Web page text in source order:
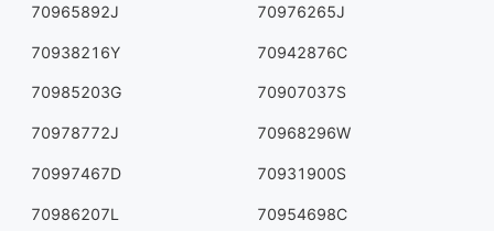
70965892J 70976265J
70938216Y 70942876C
70985203G 70907037S
70978772J 70968296W
70997467D 70931900S
70986207L 70954698C